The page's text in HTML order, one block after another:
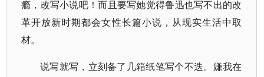
瘾，改写小说吧！而且要写她觉得鲁迅也写不出的改
革开放新时期都会女性长篇小说，从现实生活中取
材。
说写就写，立刻备了几箱纸笔写个不迭。嫌我在